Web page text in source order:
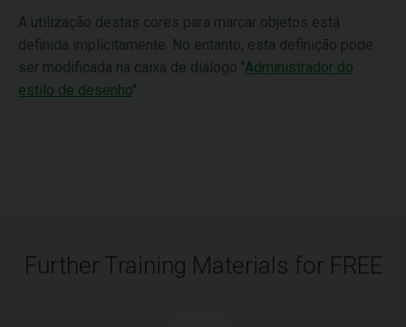
A utilização destas cores para marcar objetos está
definida implicitamente. No entanto, esta definição pode
ser modificada na caixa de diálogo "Administrador do
estilo de desenho".
Further Training Materials for FREE